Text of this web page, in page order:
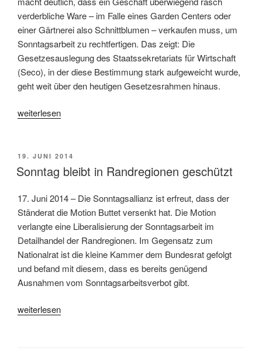
verderbliche Ware – im Falle eines Garden Centers oder
einer Gärtnerei also Schnittblumen – verkaufen muss, um
Sonntagsarbeit zu rechtfertigen. Das zeigt: Die
Gesetzesauslegung des Staatssekretariats für Wirtschaft
(Seco), in der diese Bestimmung stark aufgeweicht wurde,
geht weit über den heutigen Gesetzesrahmen hinaus.
«Auch
Center
bleibt
Sonntag
ein
Ruhetag»
weiterlesen
VERÖFFENTLICHT
AM
19. JUNI 2014
Sonntag bleibt in Randregionen geschützt
17. Juni 2014 – Die Sonntagsallianz ist erfreut, dass der
Ständerat die Motion Buttet versenkt hat. Die Motion
verlangte eine Liberalisierung der Sonntagsarbeit im
Detailhandel der Randregionen. Im Gegensatz zum
Nationalrat ist die kleine Kammer dem Bundesrat gefolgt
und befand mit diesem, dass es bereits genügend
Ausnahmen vom Sonntagsarbeitsverbot gibt.
«Sonntag
weiterlesen